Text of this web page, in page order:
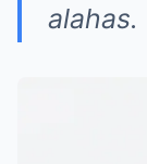
alahas.